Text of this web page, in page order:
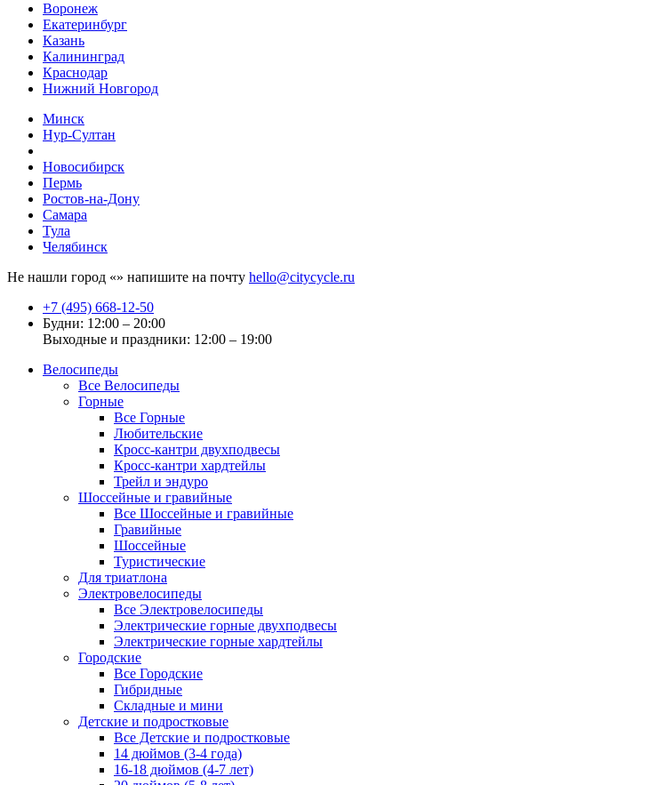
Воронеж
Екатеринбург
Казань
Калининград
Краснодар
Нижний Новгород
Минск
Нур-Султан
Новосибирск
Пермь
Ростов-на-Дону
Самара
Тула
Челябинск
Не нашли город «» напишите на почту hello@citycycle.ru
+7 (495) 668-12-50
Будни: 12:00 – 20:00
Выходные и праздники: 12:00 – 19:00
Велосипеды
Все Велосипеды
Горные
Все Горные
Любительские
Кросс-кантри двухподвесы
Кросс-кантри хардтейлы
Трейл и эндуро
Шоссейные и гравийные
Все Шоссейные и гравийные
Гравийные
Шоссейные
Туристические
Для триатлона
Электровелосипеды
Все Электровелосипеды
Электрические горные двухподвесы
Электрические горные хардтейлы
Городские
Все Городские
Гибридные
Складные и мини
Детские и подростковые
Все Детские и подростковые
14 дюймов (3-4 года)
16-18 дюймов (4-7 лет)